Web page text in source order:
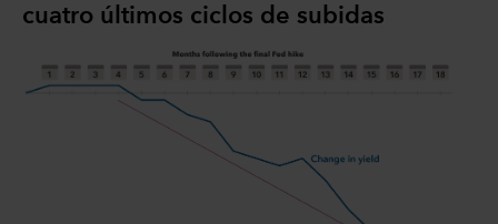
cuatro últimos ciclos de subidas